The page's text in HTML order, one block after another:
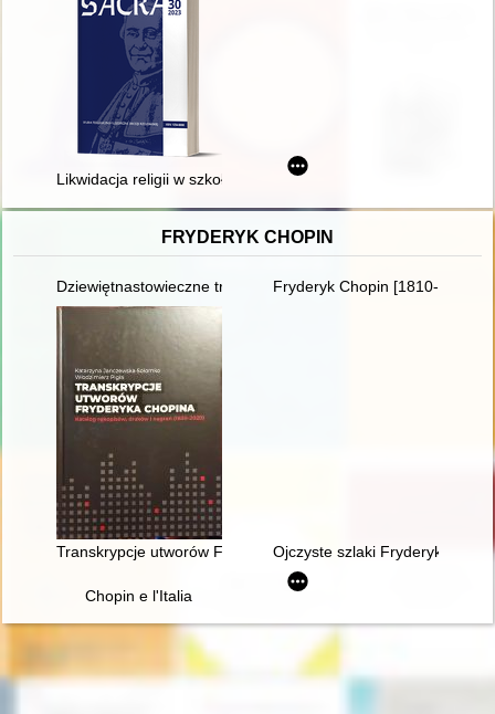
Likwidacja religii w szkołach miasta Tarnowa i powiatu
FRYDERYK CHOPIN
Dziewiętnastowieczne transkrypcje utworów Fryderyka
Fryderyk Chopin [1810-1849].
Transkrypcje utworów Fryderyka Chopina : katalog
Ojczyste szlaki Fryderyka
Chopin e l'Italia